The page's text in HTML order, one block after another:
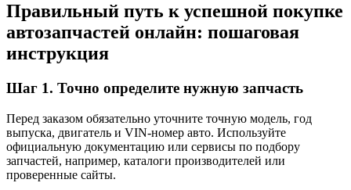
Правильный путь к успешной покупке
автозапчастей онлайн: пошаговая
инструкция
Шаг 1. Точно определите нужную запчасть
Перед заказом обязательно уточните точную модель, год
выпуска, двигатель и VIN-номер авто. Используйте
официальную документацию или сервисы по подбору
запчастей, например, каталоги производителей или
проверенные сайты.